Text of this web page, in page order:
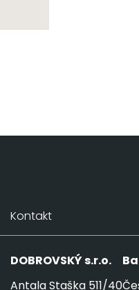
Kontakt
DOBROVSKÝs.r.o.
Antala Staška 511/40